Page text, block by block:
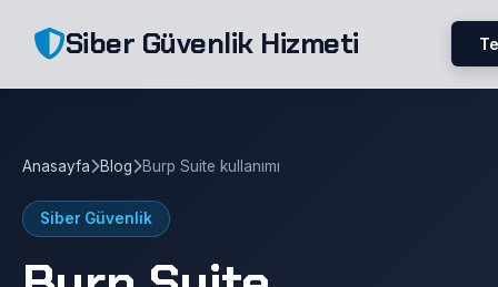
Siber Güvenlik Hizmeti
Anasayfa Blog Burp Suite kullanımı
Siber Güvenlik